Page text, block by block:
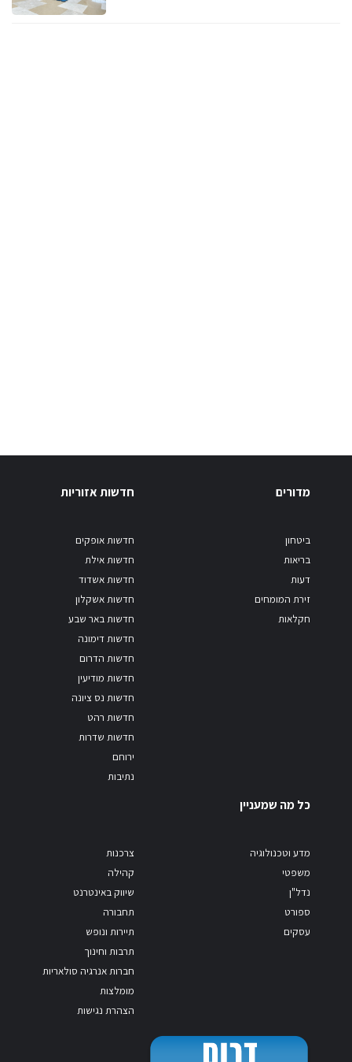
מדורים
ביטחון
בריאות
דעות
זירת המומחים
חקלאות
חדשות אזוריות
חדשות אופקים
חדשות אילת
חדשות אשדוד
חדשות אשקלון
חדשות באר שבע
חדשות דימונה
חדשות הדרום
חדשות מודיעין
חדשות נס ציונה
חדשות רהט
חדשות שדרות
ירוחם
נתיבות
כל מה שמעניין
מדע וטכנולוגיה
משפטי
נדל"ן
ספורט
עסקים
צרכנות
קהילה
שיווק באינטרנט
תחבורה
תיירות ונופש
תרבות וחינוך
חברות אנרגיה סולאריות
מומלצות
הצהרת נגישות